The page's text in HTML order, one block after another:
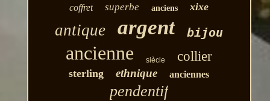
coffret superbe anciens xixe
antique argent bijou
ancienne siècle collier
sterling ethnique anciennes
pendentif